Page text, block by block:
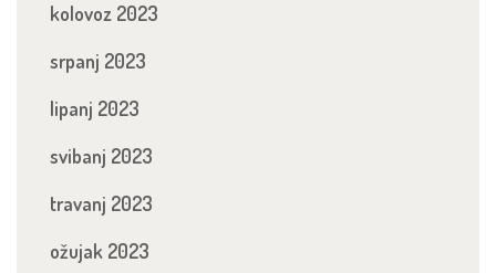
kolovoz 2023
srpanj 2023
lipanj 2023
svibanj 2023
travanj 2023
ožujak 2023